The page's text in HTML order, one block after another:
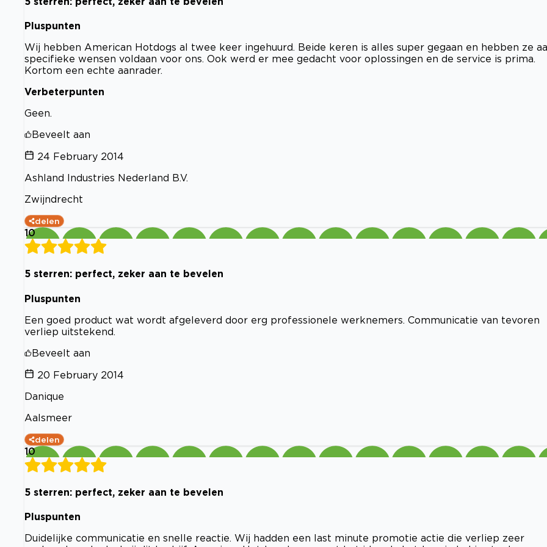
Pluspunten
Wij hebben American Hotdogs al twee keer ingehuurd. Beide keren is alles super gegaan en hebben ze
specifieke wensen voldaan voor ons. Ook werd er mee gedacht voor oplossingen en de service is prima.
Kortom een echte aanrader.
Verbeterpunten
Geen.
Beveelt aan
24 February 2014
Ashland Industries Nederland B.V.
Zwijndrecht
delen
10
5 sterren: perfect, zeker aan te bevelen
Pluspunten
Een goed product wat wordt afgeleverd door erg professionele werknemers. Communicatie van tevoren
verliep uitstekend.
Beveelt aan
20 February 2014
Danique
Aalsmeer
delen
10
5 sterren: perfect, zeker aan te bevelen
Pluspunten
Duidelijke communicatie en snelle reactie. Wij hadden een last minute promotie actie die verliep zeer